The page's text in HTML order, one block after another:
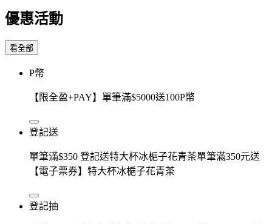
優惠活動
看全部
P幣
【限全盈+PAY】單筆滿$5000送100P幣
登記送
單筆滿$350 登記送特大杯冰梔子花青茶單筆滿350元送
【電子票券】特大杯冰梔子花青茶
登記抽